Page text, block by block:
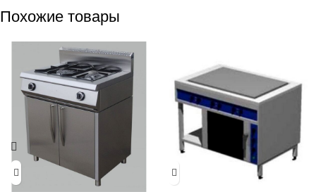
Похожие товары